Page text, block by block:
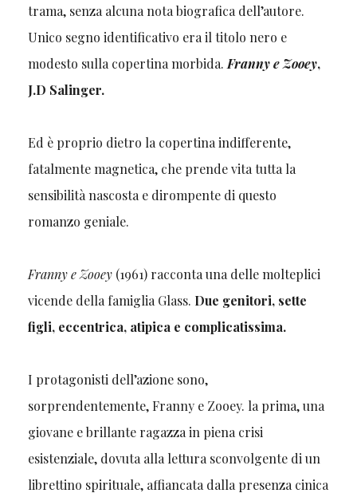
trama, senza alcuna nota biografica dell’autore.
Unico segno identificativo era il titolo nero e
modesto sulla copertina morbida.Franny e Zooey,
J.D Salinger.
Ed è proprio dietro la copertina indifferente,
fatalmente magnetica, che prende vita tutta la
sensibilità nascosta e dirompente di questo
romanzo geniale.
Franny e Zooey(1961) racconta una delle molteplici
vicende della famiglia Glass. Due genitori, sette
figli, eccentrica, atipica e complicatissima.
I protagonisti dell’azione sono,
sorprendentemente, Franny e Zooey. la prima, una
giovane e brillante ragazza in piena crisi
esistenziale, dovuta alla lettura sconvolgente di un
librettino spirituale, affiancata dalla presenza cinica